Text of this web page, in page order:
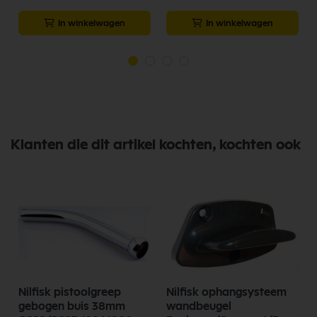
In winkelwagen In winkelwagen
Klanten die dit artikel kochten, kochten ook
Nilfisk pistoolgreep
gebogen buis 38mm
Nilfisk ophangsysteem
wandbeugel